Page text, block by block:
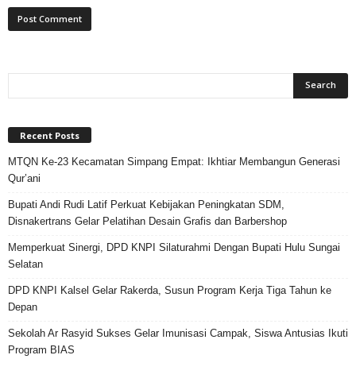
Recent Posts
MTQN Ke-23 Kecamatan Simpang Empat: Ikhtiar Membangun Generasi
Qur’ani
Bupati Andi Rudi Latif Perkuat Kebijakan Peningkatan SDM,
Disnakertrans Gelar Pelatihan Desain Grafis dan Barbershop
Memperkuat Sinergi, DPD KNPI Silaturahmi Dengan Bupati Hulu Sungai
Selatan
DPD KNPI Kalsel Gelar Rakerda, Susun Program Kerja Tiga Tahun ke
Depan
Sekolah Ar Rasyid Sukses Gelar Imunisasi Campak, Siswa Antusias Ikuti
Program BIAS